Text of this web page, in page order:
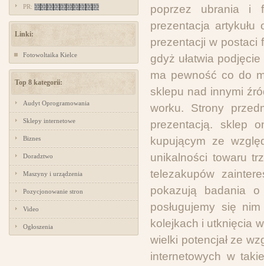
PR:
Linki:
Fotowoltaika Kielce
Top 8 kategorii:
Audyt Oprogramowania
Sklepy internetowe
Biznes
Doradztwo
Maszyny i urządzenia
Pozycjonowanie stron
Video
Ogłoszenia
poprzez ubrania i
prezentacja
prezentacji w postaci
gdyż ułatwia
ma pewność co do
sklepu nad innymi
worku. Strony
prezentacją. sklep
kupującym ze
unikalności towaru
telezakupów
pokazują badania
posługujemy się
kolejkach i utknięcia
wielki potencjał ze
internetowych w